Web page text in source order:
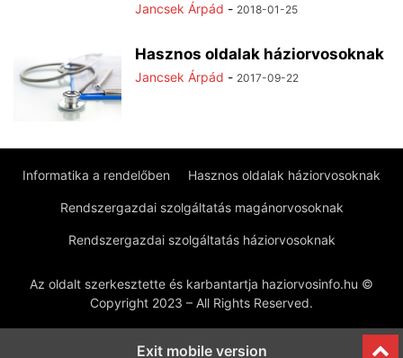
Jancsek Árpád - 2018-01-25
Hasznos oldalak háziorvosoknak
Jancsek Árpád - 2017-09-22
Informatika a rendelőben Hasznos oldalak háziorvosoknak
Rendszergazdai szolgáltatás magánorvosoknak
Rendszergazdai szolgáltatás háziorvosoknak
Az oldalt szerkesztette és karbantartja haziorvosinfo.hu ©
Copyright 2023 – All Rights Reserved.
Exit mobile version